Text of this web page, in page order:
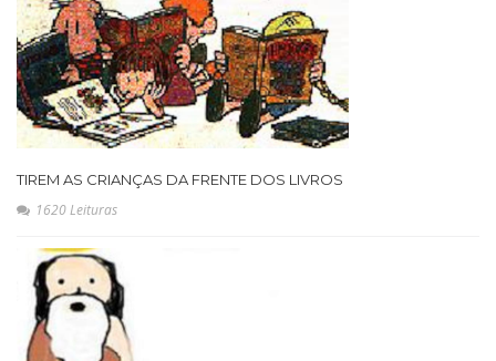
TIREM AS CRIANÇAS DA FRENTE DOS LIVROS
1620 Leituras